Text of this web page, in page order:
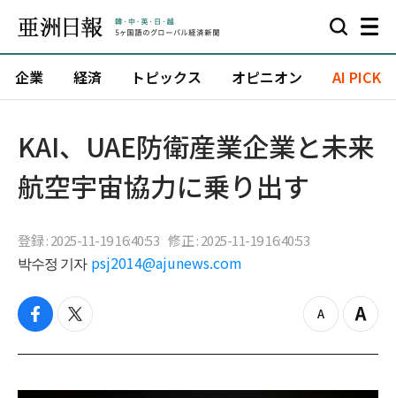
企業 経済 トピックス オピニオン AI PICK
KAI、UAE防衛産業企業と未来
航空宇宙協力に乗り出す
登録 : 2025-11-19 16:40:53 修正 : 2025-11-19 16:40:53
박수정 기자 psj2014@ajunews.com
f
c
b
t
i
t
z
o
o
Z
o
i